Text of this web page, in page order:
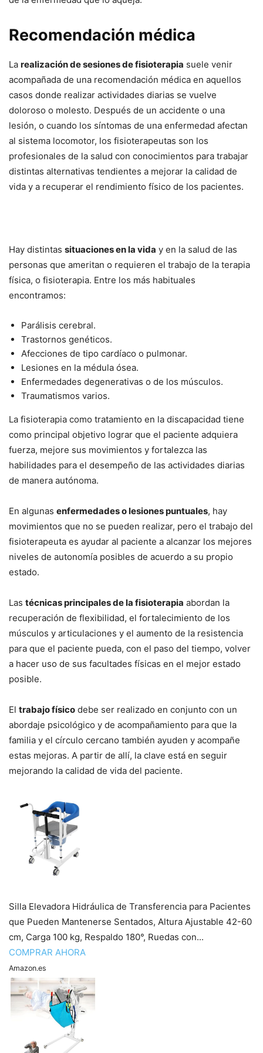
Recomendación médica
La realización de sesiones de fisioterapia suele venir
acompañada de una recomendación médica en aquellos
casos donde realizar actividades diarias se vuelve
doloroso o molesto. Después de un accidente o una
lesión, o cuando los síntomas de una enfermedad afectan
al sistema locomotor, los fisioterapeutas son los
profesionales de la salud con conocimientos para trabajar
distintas alternativas tendientes a mejorar la calidad de
vida y a recuperar el rendimiento físico de los pacientes.
Hay distintas situaciones en la vida y en la salud de las
personas que ameritan o requieren el trabajo de la terapia
física, o fisioterapia. Entre los más habituales
encontramos:
Parálisis cerebral.
Trastornos genéticos.
Afecciones de tipo cardíaco o pulmonar.
Lesiones en la médula ósea.
Enfermedades degenerativas o de los músculos.
Traumatismos varios.
La fisioterapia como tratamiento en la discapacidad tiene
como principal objetivo lograr que el paciente adquiera
fuerza, mejore sus movimientos y fortalezca las
habilidades para el desempeño de las actividades diarias
de manera autónoma.
En algunas enfermedades o lesiones puntuales, hay
movimientos que no se pueden realizar, pero el trabajo del
fisioterapeuta es ayudar al paciente a alcanzar los mejores
niveles de autonomía posibles de acuerdo a su propio
estado.
Las técnicas principales de la fisioterapia abordan la
recuperación de flexibilidad, el fortalecimiento de los
músculos y articulaciones y el aumento de la resistencia
para que el paciente pueda, con el paso del tiempo, volver
a hacer uso de sus facultades físicas en el mejor estado
posible.
El trabajo físico debe ser realizado en conjunto con un
abordaje psicológico y de acompañamiento para que la
familia y el círculo cercano también ayuden y acompañe
estas mejoras. A partir de allí, la clave está en seguir
mejorando la calidad de vida del paciente.
Silla Elevadora Hidráulica de Transferencia para Pacientes
que Pueden Mantenerse Sentados, Altura Ajustable 42-60
cm, Carga 100 kg, Respaldo 180°, Ruedas con...
COMPRAR AHORA
Amazon.es